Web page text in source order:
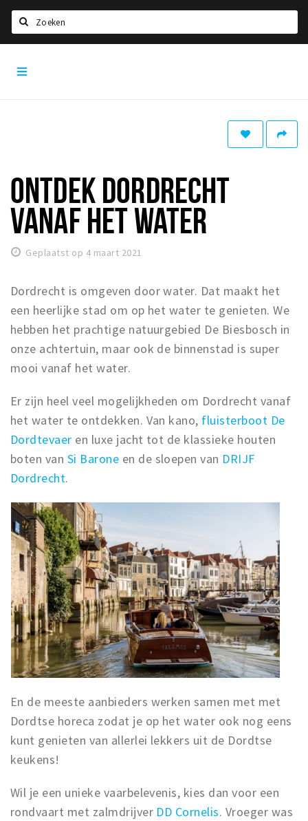
Home
Leuke tips & trends
Interviews
Eten
Slapen
Recreatief
Winkels
Winkelgebieden
Parkeren
Bezienswaardigheden
Musea, theaters & podia
Uitjes & activiteiten
Sport
Natuur
Inloggen
ONTDEK DORDRECHT
VANAF HET WATER
Geplaatst op 4 maart 2021
Dordrecht is omgeven door water. Dat maakt het
een heerlijke stad om op het water te genieten. We
hebben het prachtige natuurgebied De Biesbosch in
onze achtertuin, maar ook de binnenstad is super
mooi vanaf het water.
Er zijn heel veel mogelijkheden om Dordrecht vanaf
het water te ontdekken. Van kano, fluisterboot De
Dordtevaer en luxe jacht tot de klassieke houten
boten van Si Barone en de sloepen van DRIJF
Dordrecht.
En de meeste aanbieders werken samen met met
Dordtse horeca zodat je op het water ook nog eens
kunt genieten van allerlei lekkers uit de Dordtse
keukens!
Wil je een unieke vaarbelevenis, kies dan voor een
rondvaart met zalmdrijver DD Cornelis. Vroeger was